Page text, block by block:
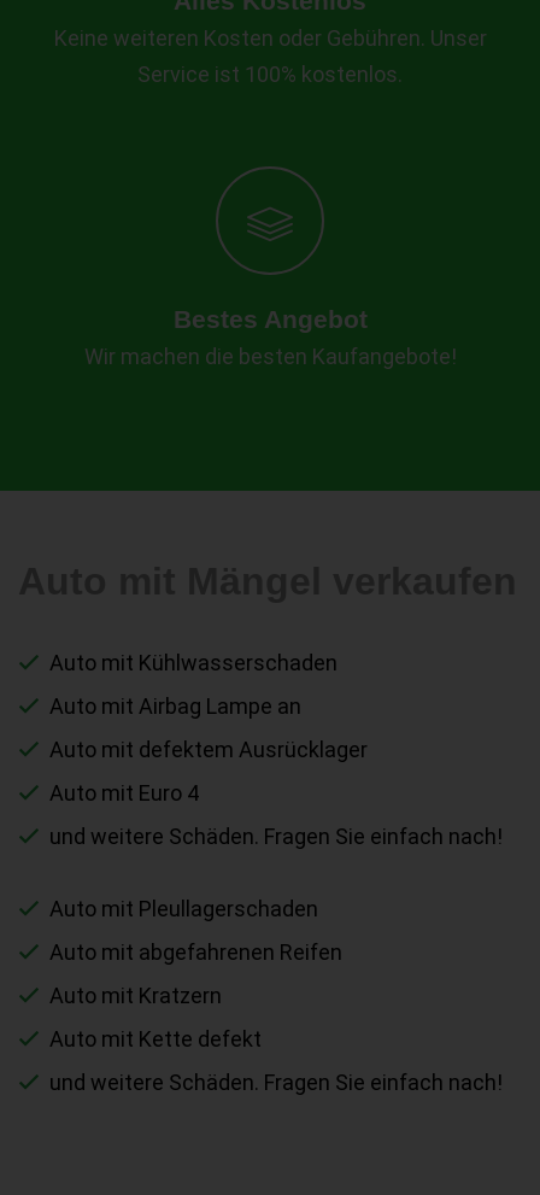
Keine weiteren Kosten oder Gebühren. Unser
Service ist 100% kostenlos.
Bestes Angebot
Wir machen die besten Kaufangebote!
Auto mit Kühlwasserschaden
Auto mit Airbag Lampe an
Auto mit defektem Ausrücklager
Auto mit Euro 4
und weitere Schäden. Fragen Sie einfach nach!
Auto mit Pleullagerschaden
Auto mit abgefahrenen Reifen
Auto mit Kratzern
Auto mit Kette defekt
und weitere Schäden. Fragen Sie einfach nach!